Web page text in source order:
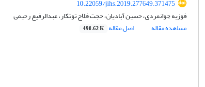
10.22059/jihs.2019.277649.371475
فوزیه جوانمردی، حسین آبادیان، حجت فلاح توتکار، عبدالرفیع رحیمی
مشاهده مقاله
اصل مقاله 490.62 K